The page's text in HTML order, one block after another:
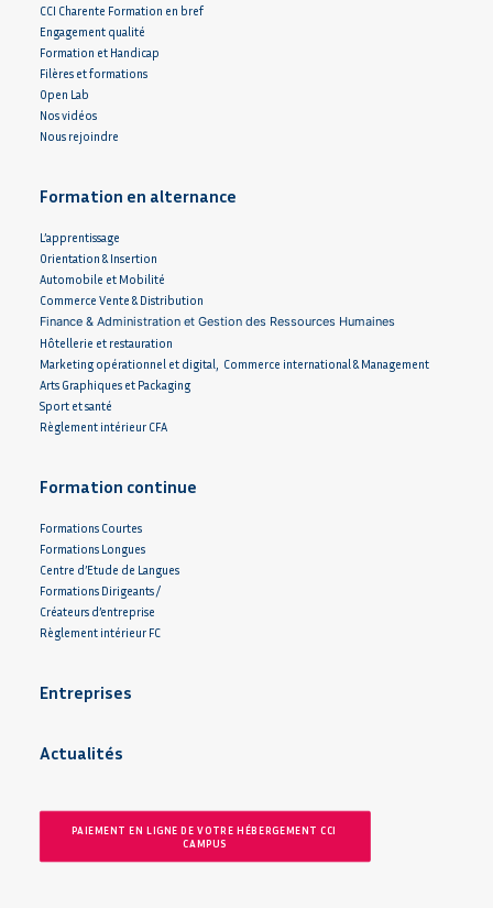
CCI Charente Formation en bref
Engagement qualité
Formation et Handicap
Filères et formations
Open Lab
Nos vidéos
Nous rejoindre
Formation en alternance
L’apprentissage
Orientation & Insertion
Automobile et Mobilité
Commerce Vente & Distribution
Finance & Administration et Gestion des Ressources Humaines
Hôtellerie et restauration
Marketing opérationnel et digital, Commerce international & Management
Arts Graphiques et Packaging
Sport et santé
Règlement intérieur CFA
Formation continue
Formations Courtes
Formations Longues
Centre d’Etude de Langues
Formations Dirigeants /
Créateurs d’entreprise
Règlement intérieur FC
Entreprises
Actualités
PAIEMENT EN LIGNE DE VOTRE HÉBERGEMENT CCI
CAMPUS